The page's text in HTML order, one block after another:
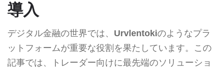
導入
デジタル金融の世界では、 Urvlentokiのようなプラ
ットフォームが重要な役割を果たしています。この
記事では、トレーダー向けに最先端のソリューショ